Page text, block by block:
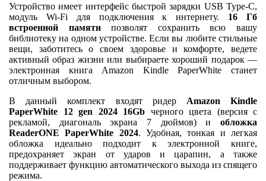
Устройство имеет интерфейс быстрой зарядки USB Type-C,
модуль Wi-Fi для подключения к интернету. 16 Гб
встроенной памятипозволят сохранить всю вашу
библиотеку на одном устройстве. Если вы любите стильные
вещи, заботитесь о своем здоровье и комфорте, ведете
активный образ жизни или выбираете хороший подарок —
электронная книга Amazon Kindle PaperWhite станет
отличным выбором.
В данный комплект входят ридер Amazon Kindle
PaperWhite 12 gen 2024 16Gb черного цвета (версия с
рекламой, диагональ экрана 7 дюймов) и обложка
ReaderONE PaperWhite 2024. Удобная, тонкая и легкая
обложка идеально подходит к электронной книге,
предохраняет экран от ударов и царапин, а также
поддерживает функцию автоматического выхода из спящего
режима.